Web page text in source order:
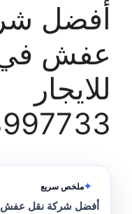
أفضل
عفش في
للايجار
ملخص سريع
أفضل شركة نقل عفش